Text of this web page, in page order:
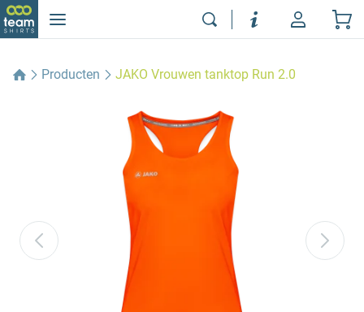
Producten JAKO Vrouwen tanktop Run 2.0